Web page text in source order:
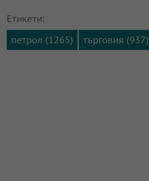
Етикети:
петрол (1265)
търговия (937)